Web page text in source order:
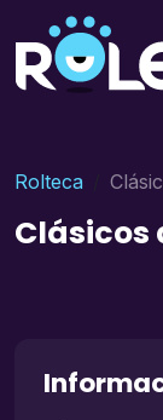
Rolteca
Clásicos